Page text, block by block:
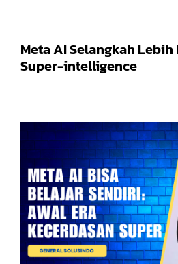
Meta AI Selangkah
Super-intelligence